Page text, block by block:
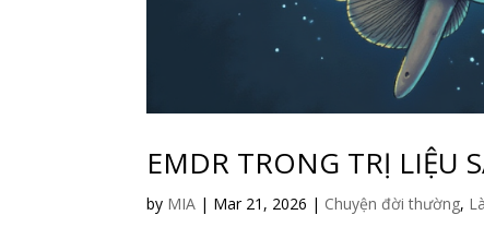
EMDR TRONG TRỊ LIỆU
by MIA | Mar 21, 2026 | Chuyện đời thường,